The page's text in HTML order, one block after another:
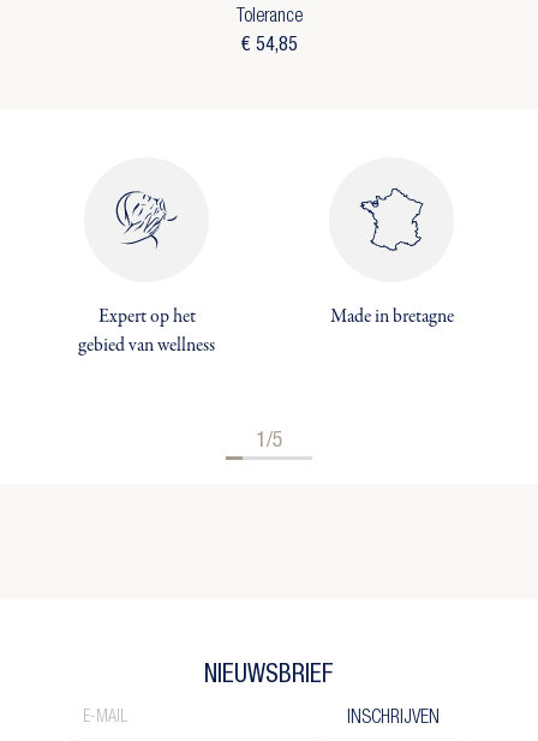
Create new list
Verlanglijst naam
((confirmMessage))
verlanglijst op te slaan.
Tolerance
€ 54,85
Expert op het
gebied van wellness
Made in bretagne
1/5
NIEUWSBRIEF